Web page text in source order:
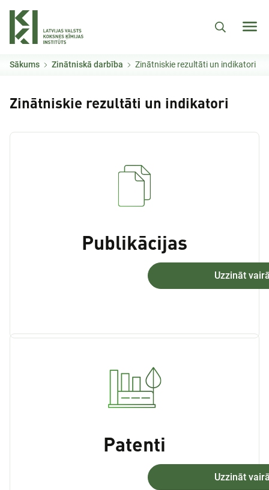
Sākums Zinātniskā darbība Zinātniskie rezultāti un indikatori
Zinātniskie rezultāti un indikatori
Publikācijas
Uzzināt
Patenti
Uzzināt